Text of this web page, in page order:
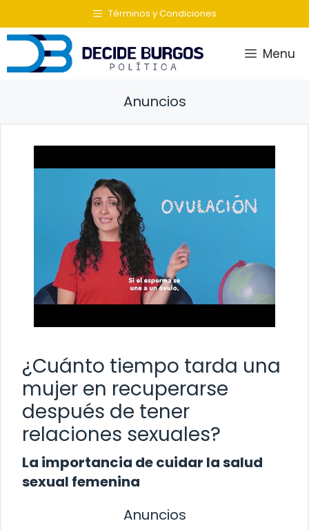
al
contenido
Términos y Condiciones
Menu
Anuncios
¿Cuánto tiempo tarda una
mujer en recuperarse
después de tener
relaciones sexuales?
La importancia de cuidar la salud
sexual femenina
Anuncios